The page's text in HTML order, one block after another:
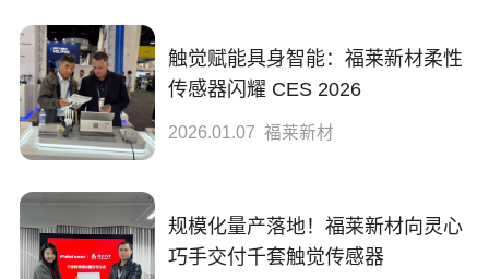
触觉赋能具身智能：福莱新材柔性
传感器闪耀 CES 2026
2026.01.07 福莱新材
规模化量产落地！福莱新材向灵心
巧手交付千套触觉传感器